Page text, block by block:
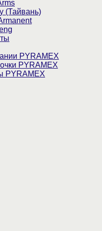
(Тайвань)
PYRAMEX
PYRAMEX
PYRAMEX